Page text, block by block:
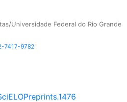
Universidade Federal do Rio Grande
7417-9782